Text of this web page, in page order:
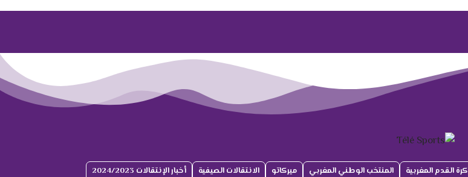
كرة القدم المغربية المنتخب الوطني المغربي ميركاتو الانتقالات الصيفية
أخبار الإنتقالات 2024/2023